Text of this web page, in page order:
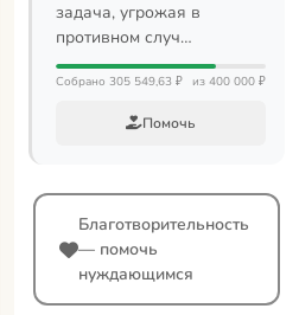
задача, угрожая в
противном случ…
Собрано 305 549,63 ₽ из 400 000 ₽
Помочь
Благотворительность
— помочь
нуждающимся